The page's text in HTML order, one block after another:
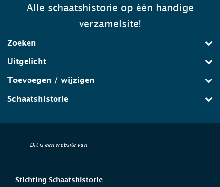
Alle schaatshistorie op één handige
verzamelsite!
Zoeken
Uitgelicht
Toevoegen / wijzigen
Schaatshistorie
Dit is een website van
Stichting Schaatshistorie